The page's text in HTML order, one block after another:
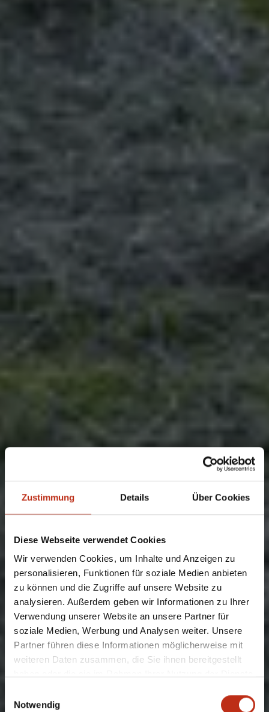
Zustimmung Details Über Cookies
Diese Webseite verwendet Cookies
Wir verwenden Cookies, um Inhalte und Anzeigen zu
personalisieren, Funktionen für soziale Medien anbieten
zu können und die Zugriffe auf unsere Website zu
analysieren. Außerdem geben wir Informationen zu Ihrer
Verwendung unserer Website an unsere Partner für
soziale Medien, Werbung und Analysen weiter. Unsere
Partner führen diese Informationen möglicherweise mit
weiteren Daten zusammen, die Sie ihnen bereitgestellt
Notwendig